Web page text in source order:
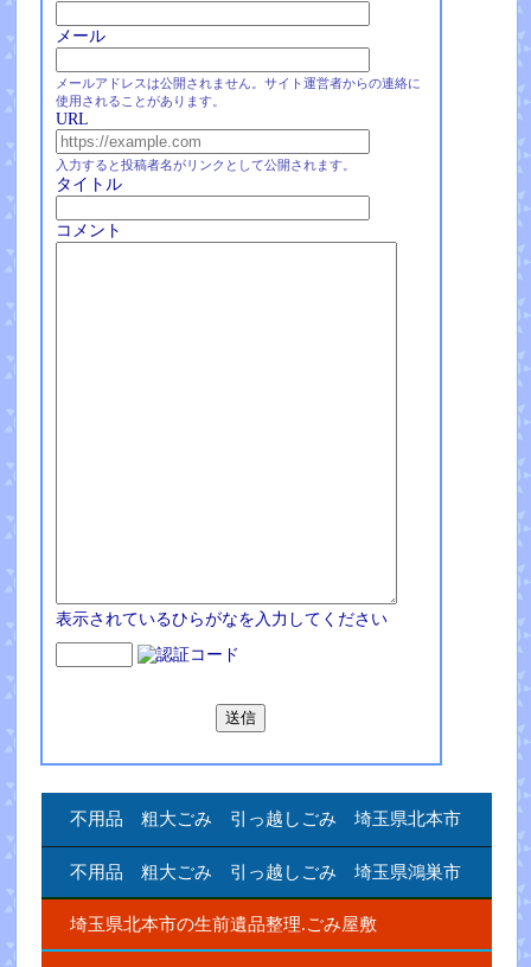
メール
メールアドレスは公開されません。サイト運営者からの連絡に
使用されることがあります。
URL
入力すると投稿者名がリンクとして公開されます。
タイトル
コメント
表示されているひらがなを入力してください
不用品 粗大ごみ 引っ越しごみ 埼玉県北本市
不用品 粗大ごみ 引っ越しごみ 埼玉県鴻巣市
埼玉県北本市の生前遺品整理.ごみ屋敷